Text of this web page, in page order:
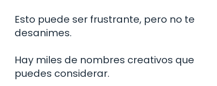
Esto puede ser frustrante, pero no te
desanimes.
Hay miles de nombres creativos que
puedes considerar.